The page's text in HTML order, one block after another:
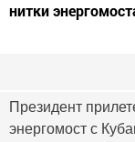
нитки
Президент
энергомост с